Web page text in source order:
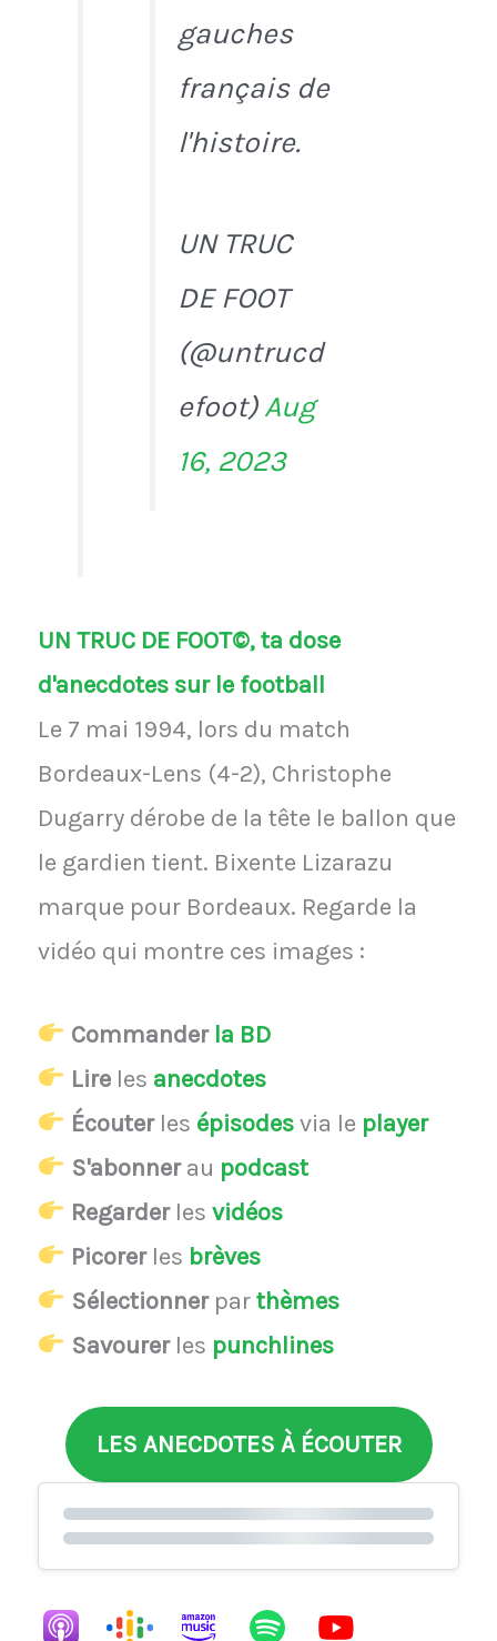
gauches
français de
l'histoire.
UN TRUC
DE FOOT
(@untrucd
efoot)Aug
16, 2023
UN TRUC DE FOOT©, ta dose
d'anecdotes sur le football
Le 7 mai 1994, lors du match
Bordeaux-Lens (4-2), Christophe
Dugarry dérobe de la tête le ballon que
le gardien tient. Bixente Lizarazu
marque pour Bordeaux. Regarde la
vidéo qui montre ces images :
Commander la BD
Lireles anecdotes
Écouterles épisodesvia le player
S'abonnerau podcast
Regarderles vidéos
Picorerles brèves
Sélectionnerparthèmes
Savourerles punchlines
LES ANECDOTES À ÉCOUTER